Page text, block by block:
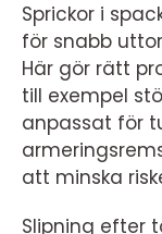
Sprickor i
för snabb
Här gör rätt
till exempel
anpassat för
att minska
Slipning efter